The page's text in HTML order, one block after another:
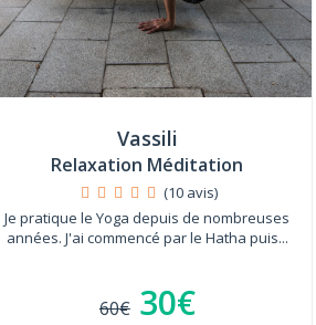
Vassili
Relaxation Méditation
(10 avis)
Je pratique le Yoga depuis de nombreuses
années. J'ai commencé par le Hatha puis...
60€ 30€